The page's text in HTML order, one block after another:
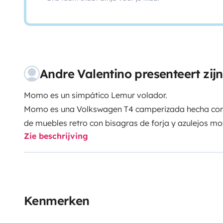
Andre Valentino presenteert
Momo es un simpático Lemur volador.
Momo es una Volkswagen T4 camperizada hecha
de muebles retro con bisagras de forja y azulejos
acondicionada con todo lo necesario para tener una
todos los rincones de la isla con confort, Momo es
vajillas, artenes, y toda la ropa de cama necesaria.
Zie beschrijving
Kenmerken